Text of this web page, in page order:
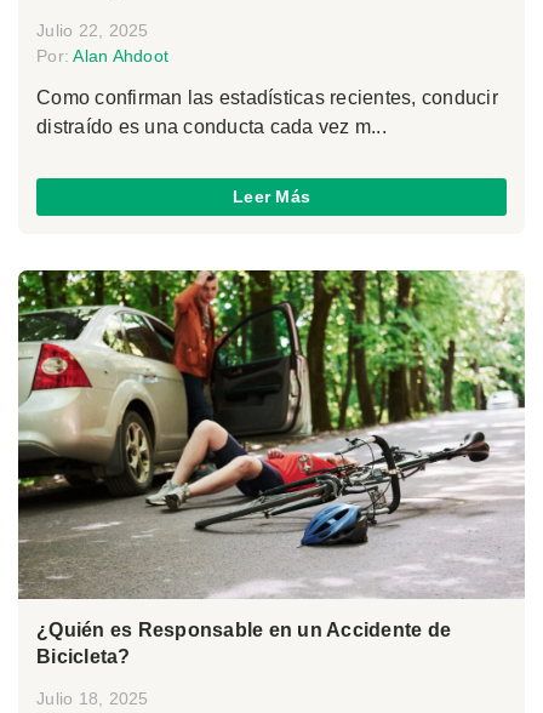
Julio 22, 2025
Por:Alan Ahdoot
Como confirman las estadísticas recientes, conducir
distraído es una conducta cada vez m...
Leer Más
¿Quién es Responsable en un Accidente de
Bicicleta?
Julio 18, 2025